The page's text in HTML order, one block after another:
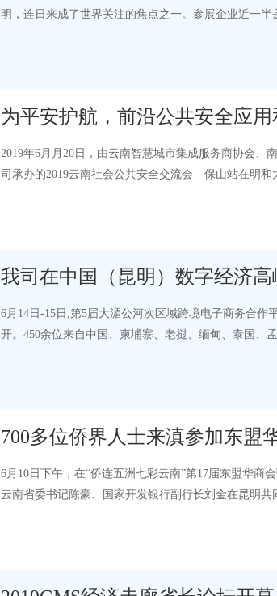
明，连日来成了世界关注的焦点之一。参展企业近一
为平安护航，前沿公共安全应用
2019年6月月20日，由云南智慧城市集成服务商协会
司承办的2019云南社会公共安全交流会—保山站在明
我司在中国（昆明）数字经济
6月14日-15日,第5届大湄公河次区域跨境电子商务合
开。450余位来自中国、柬埔寨、老挝、缅甸、泰国、
700多位侨界人士来滇参加东盟
6月10日下午，在“侨连五洲七彩云南”第17届东盟华商
云南省委书记陈豪、国家开发银行副行长刘金在昆明